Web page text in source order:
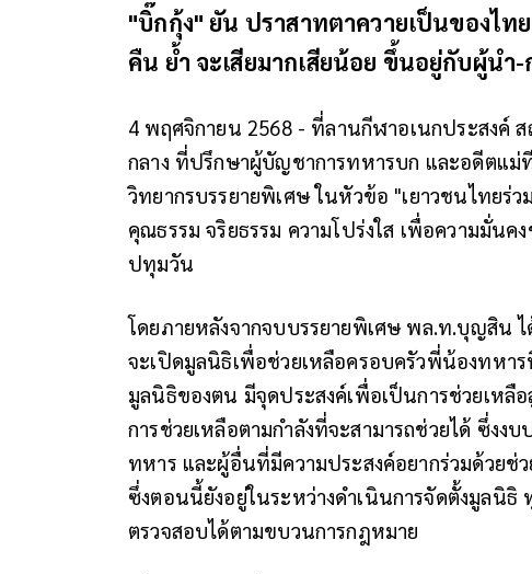
"บิ๊กกุ้ง" ยัน ปราสาทตาควายเป็นของไ
คืน ย้ำ จะเสียมากเสียน้อย ขึ้นอยู่กับผู้นำ-
4 พฤศจิกายน 2568 - ที่ลานกีฬาอเนกประสง
กลาง ที่ปรึกษาผู้บัญชาการทหารบก และอดีตแ
วิทยากรบรรยายพิเศษ ในหัวข้อ "เยาวชนไทยร่
คุณธรรม จริยธรรม ความโปร่งใส เพื่อความมั่น
ปทุมวัน
โดยภายหลังจากจบบรรยายพิเศษ พล.ท.บุญสิน
จะเปิดมูลนิธิเพื่อช่วยเหลือครอบครัวพี่น้องทหา
มูลนิธิของตน มีจุดประสงค์เพื่อเป็นการช่วยเห
การช่วยเหลือตามกำลังที่จะสามารถช่วยได้ ซึ่งง
ทหาร และผู้อื่นที่มีความประสงค์อยากร่วมด้วยช่
ซึ่งตอนนี้ยังอยู่ในระหว่างดำเนินการจัดตั้งมูลนิธิ
ตรวจสอบได้ตามขบวนการกฎหมาย